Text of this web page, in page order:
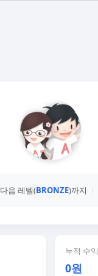
다음 레벨(BRONZE)까지
누적 수익
0원